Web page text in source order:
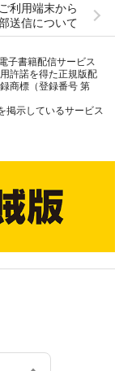
利用端末から
送信について
子書籍配信サービス
許諾を得た正規版配
商標（登録番号 第
掲示しているサービス